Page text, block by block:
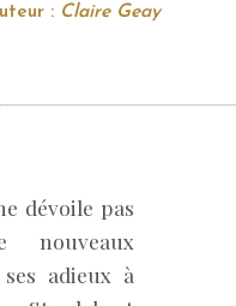
: Claire Geay
dévoile pas
nouveaux
adieux à